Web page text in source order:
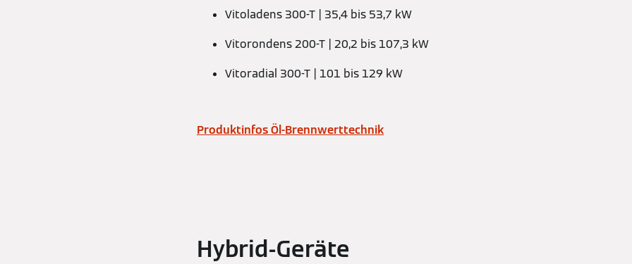
Vitoladens 300-T | 35,4 bis 53,7 kW
Vitorondens 200-T | 20,2 bis 107,3 kW
Vitoradial 300-T | 101 bis 129 kW
Produktinfos Öl-Brennwerttechnik
Hybrid-Geräte